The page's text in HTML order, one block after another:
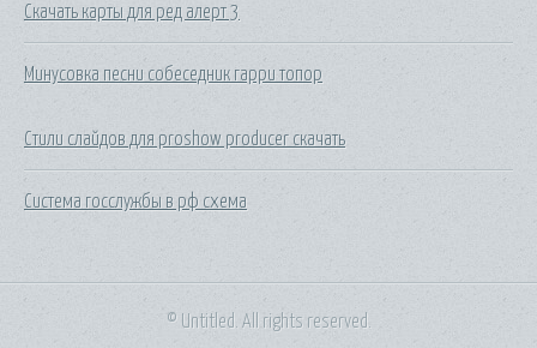
Скачать карты для ред алерт 3
Минусовка песни собеседник гарри топор
Стили слайдов для proshow producer скачать
Система госслужбы в рф схема
© Untitled. All rights reserved.